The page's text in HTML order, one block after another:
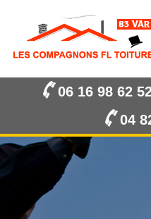
06 16 98 62
04